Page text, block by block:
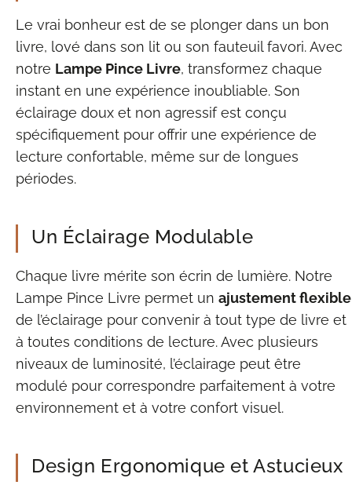
Le vrai bonheur est de se plonger dans un bon
livre, lové dans son lit ou son fauteuil favori. Avec
notre Lampe Pince Livre, transformez chaque
instant en une expérience inoubliable. Son
éclairage doux et non agressif est conçu
spécifiquement pour offrir une expérience de
lecture confortable, même sur de longues
périodes.
Un Éclairage Modulable
Chaque livre mérite son écrin de lumière. Notre
Lampe Pince Livre permet un ajustement flexible
de l’éclairage pour convenir à tout type de livre et
à toutes conditions de lecture. Avec plusieurs
niveaux de luminosité, l’éclairage peut être
modulé pour correspondre parfaitement à votre
environnement et à votre confort visuel.
Design Ergonomique et Astucieux